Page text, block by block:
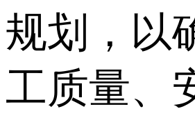
规划，以
工质量、